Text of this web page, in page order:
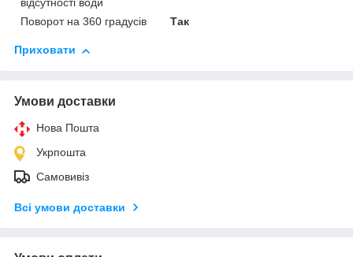
відсутності води
Поворот на 360 градусів Так
Приховати
Умови доставки
Нова Пошта
Укрпошта
Самовивіз
Всі умови доставки